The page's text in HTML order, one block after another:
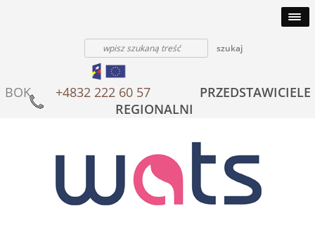
BOK +4832 222 60 57
PRZEDSTAWICIELE
REGIONALNI